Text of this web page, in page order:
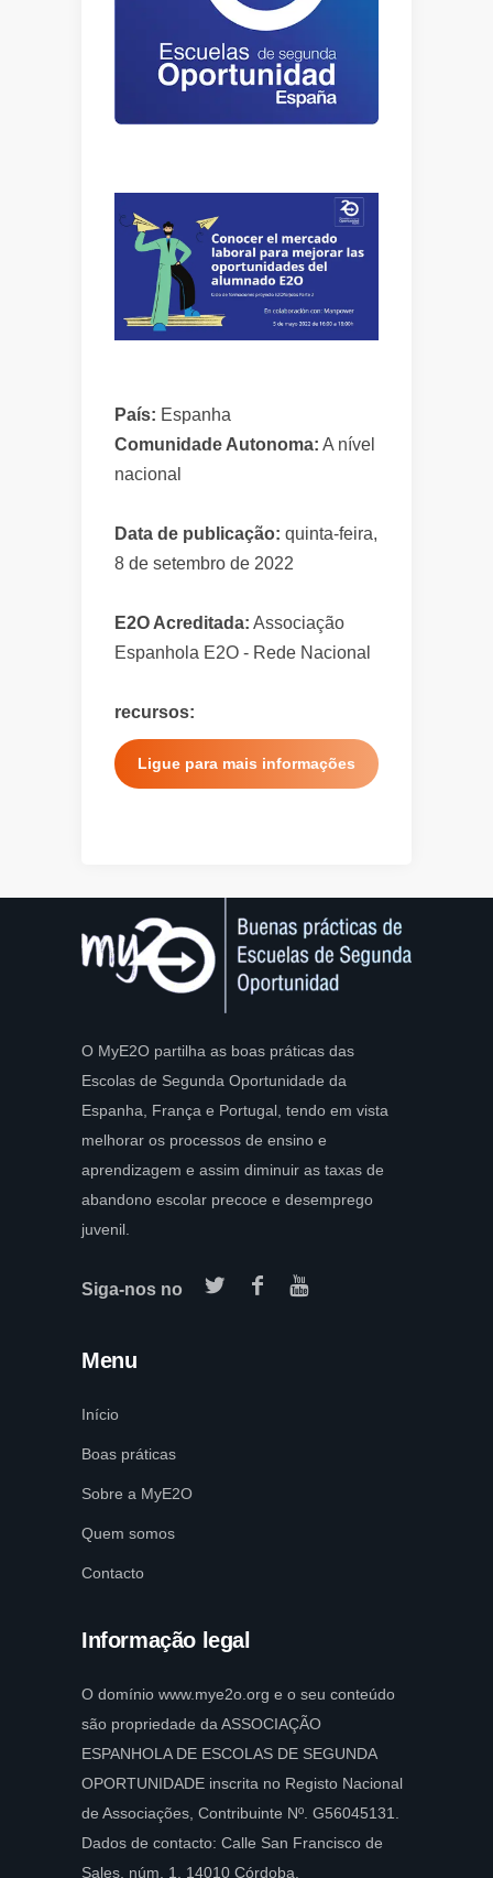
País: Espanha
Comunidade Autonoma: A nível
nacional
Data de publicação: quinta-feira,
8 de setembro de 2022
E2O Acreditada: Associação
Espanhola E2O - Rede Nacional
recursos:
Ligue para mais informações
O MyE2O partilha as boas práticas das
Escolas de Segunda Oportunidade da
Espanha, França e Portugal, tendo em vista
melhorar os processos de ensino e
aprendizagem e assim diminuir as taxas de
abandono escolar precoce e desemprego
juvenil.
Siga-nos no
Menu
Início
Boas práticas
Sobre a MyE2O
Quem somos
Contacto
Informação legal
O domínio www.mye2o.org e o seu conteúdo
são propriedade da ASSOCIAÇÃO
ESPANHOLA DE ESCOLAS DE SEGUNDA
OPORTUNIDADE inscrita no Registo Nacional
de Associações, Contribuinte Nº. G56045131.
Dados de contacto: Calle San Francisco de
Sales, núm. 1, 14010 Córdoba.